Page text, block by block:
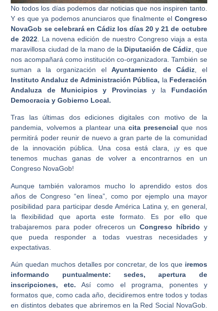
No todos los días podemos dar noticias que nos inspiren tanto.
Y es que ya podemos anunciaros que finalmente el Congreso
NovaGob se celebrará en Cádiz los días 20 y 21 de octubre
de 2022. La novena edición de nuestro Congreso viaja a esta
maravillosa ciudad de la mano de la Diputación de Cádiz , que
nos acompañará como institución co-organizadora. También se
suman a la organización elAyuntamiento de Cádiz , el
Instituto Andaluz de Administración Pública, la Federación
Andaluza de Municipios y Provinciasy la Fundación
Democracia y Gobierno Local.
Tras las últimas dos ediciones digitales con motivo de la
pandemia, volvemos a plantear unacita presencial que nos
permitirá poder reunir de nuevo a gran parte de la comunidad
de la innovación pública. Una cosa está clara, ¡y es que
tenemos muchas ganas de volver a encontrarnos en un
Congreso NovaGob!
Aunque también valoramos mucho lo aprendido estos dos
años de Congreso “en línea”, como por ejemplo una mayor
posibilidad para participar desde América Latina y, en general,
la flexibilidad que aporta este formato. Es por ello que
trabajaremos para poder ofreceros unCongreso híbrido y
que pueda responder a todas vuestras necesidades y
expectativas.
Aún quedan muchos detalles por concretar, de los que iremos
informando puntualmente: sedes, apertura de
inscripciones, etc. Así como el programa, ponentes y
formatos que, como cada año, decidiremos entre todos y todas
en distintos debates que abriremos en la Red Social NovaGob.